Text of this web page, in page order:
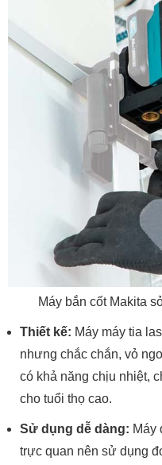
Máy bắn cốt Makita
Thiết kế: Máy máy tia
nhưng chắc chắn, vỏ
có khả năng chịu nhiệt,
cho tuổi thọ cao.
Sử dụng dễ dàng: Máy
trực quan nên sử dụng